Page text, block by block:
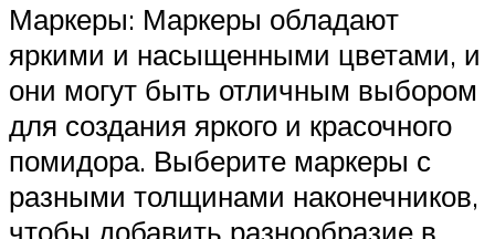
Маркеры: Маркеры обладают
яркими и насыщенными цветами, и
они могут быть отличным выбором
для создания яркого и красочного
помидора. Выберите маркеры с
разными толщинами наконечников,
чтобы добавить разнообразие в